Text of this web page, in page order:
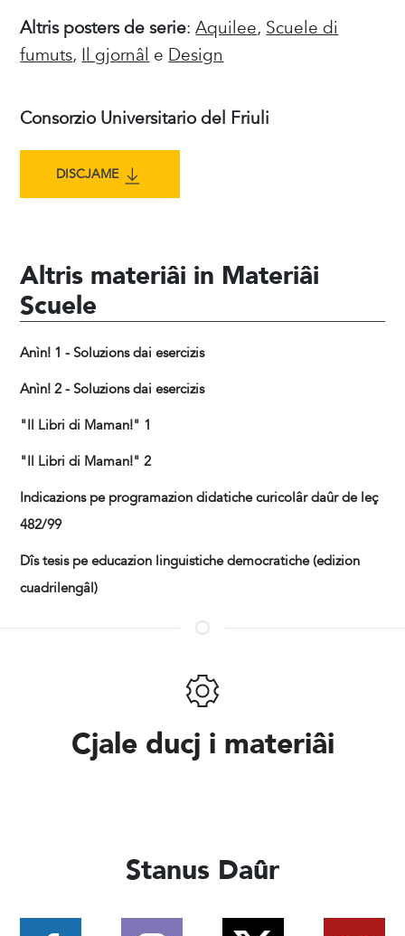
Altris posters de serie:Aquilee, Scuele di
fumuts, Il gjornâl e Design
Consorzio Universitario del Friuli
DISCJAME
Altris materiâi in Materiâi
Scuele
Anìn! 1 - Soluzions dai esercizis
Anìn! 2 - Soluzions dai esercizis
"Il Libri di Maman!" 1
"Il Libri di Maman!" 2
Indicazions pe programazion didatiche curicolâr daûr de leç
482/99
Dîs tesis pe educazion linguistiche democratiche (edizion
cuadrilengâl)
Cjale ducj i materiâi
Stanus Daûr